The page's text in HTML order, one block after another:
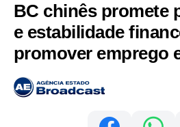
BC chinês promete
e estabilidade
promover emprego